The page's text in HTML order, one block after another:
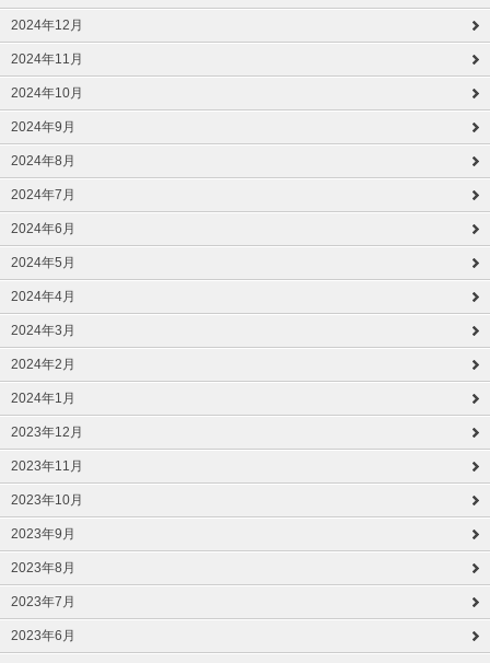
2024年12月
2024年11月
2024年10月
2024年9月
2024年8月
2024年7月
2024年6月
2024年5月
2024年4月
2024年3月
2024年2月
2024年1月
2023年12月
2023年11月
2023年10月
2023年9月
2023年8月
2023年7月
2023年6月